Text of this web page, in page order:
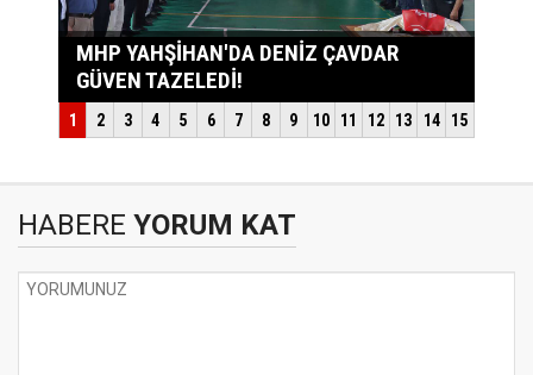
HABERE YORUM KAT